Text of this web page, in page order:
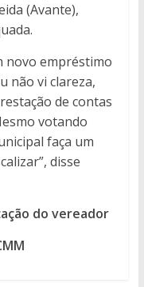
(Avante),
novo empréstimo
não vi clareza,
de contas
votando
faça um
disse
do vereador